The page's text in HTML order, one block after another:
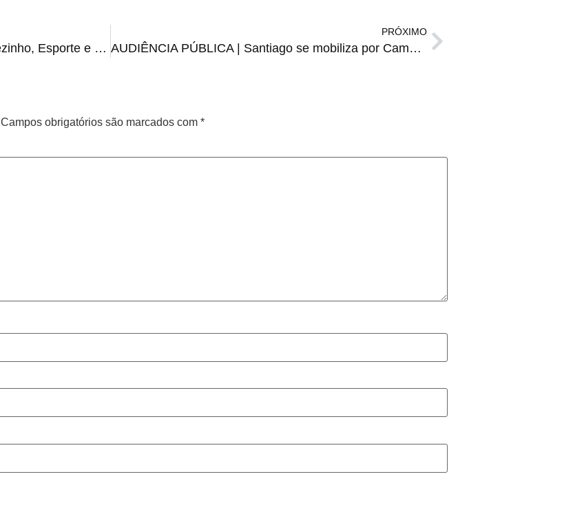
REAPRESENTAÇÃO | Assista o Cafezinho, Esporte e Notícias de quarta, 21 de junho
PRÓXIMO
AUDIÊNCIA PÚBLICA | Santiago se mobiliza por Campus do IFFAR
Campos obrigatórios são marcados com *